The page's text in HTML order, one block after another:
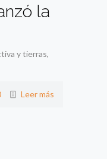
la
y tierras,
Leer más